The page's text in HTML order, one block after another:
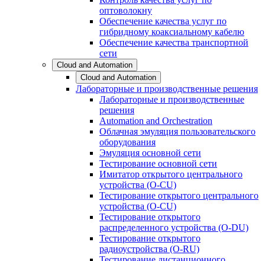
оптоволокну
Обеспечение качества услуг по
гибридному коаксиальному кабелю
Обеспечение качества транспортной
сети
Cloud and Automation
Cloud and Automation
Лабораторные и производственные решения
Лабораторные и производственные
решения
Automation and Orchestration
Облачная эмуляция пользовательского
оборудования
Эмуляция основной сети
Тестирование основной сети
Имитатор открытого центрального
устройства (O-CU)
Тестирование открытого центрального
устройства (O-CU)
Тестирование открытого
распределенного устройства (O-DU)
Тестирование открытого
радиоустройства (O-RU)